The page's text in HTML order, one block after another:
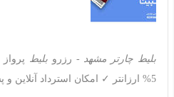
بلیط چارتر مشهد - رزروبلیط پرواز
5% ارزانتر ✓ امکان استرداد آنلاین و پشتیبانی 24 ساعته با رسپینا.